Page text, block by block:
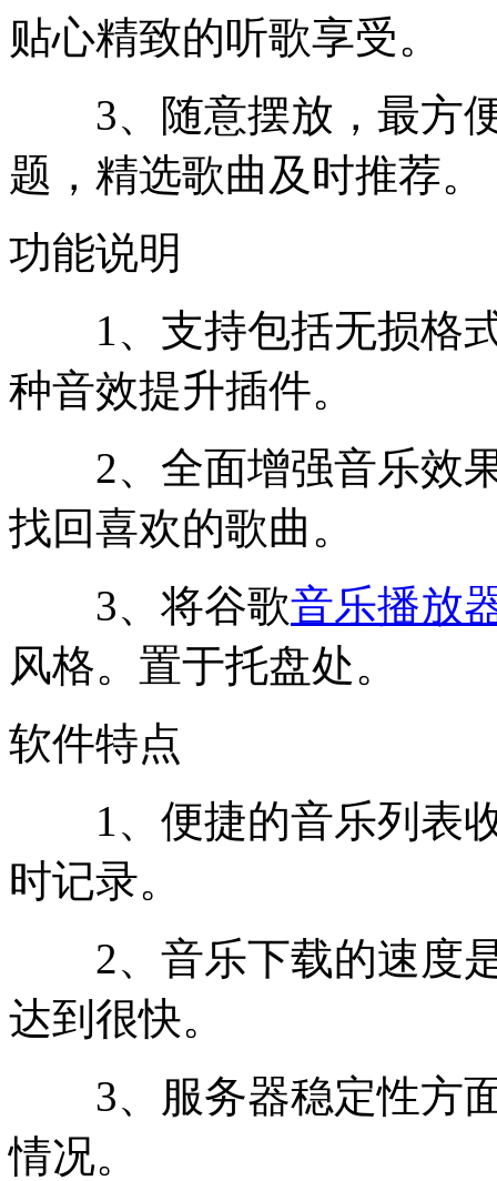
贴心精致的听歌享受。
3、随意摆放，最方便
题，精选歌曲及时推荐。
功能说明
1、支持包括无损格式
种音效提升插件。
2、全面增强音乐效果
找回喜欢的歌曲。
3、将谷歌音乐播放
风格。置于托盘处。
软件特点
1、便捷的音乐列表收
时记录。
2、音乐下载的速度是
达到很快。
3、服务器稳定性方面
情况。